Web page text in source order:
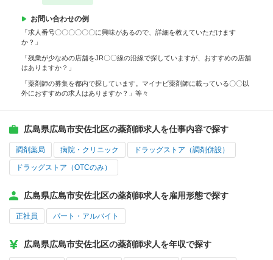
お問い合わせの例
「求人番号〇〇〇〇〇〇に興味があるので、詳細を教えていただけます
か？」
「残業が少なめの店舗をJR〇〇線の沿線で探していますが、おすすめの店舗
はありますか？」
「薬剤師の募集を都内で探しています。マイナビ薬剤師に載っている〇〇以
外におすすめの求人はありますか？」等々
広島県広島市安佐北区の薬剤師求人を仕事内容で探す
調剤薬局 病院・クリニック ドラッグストア（調剤併設）
ドラッグストア（OTCのみ）
広島県広島市安佐北区の薬剤師求人を雇用形態で探す
正社員 パート・アルバイト
広島県広島市安佐北区の薬剤師求人を年収で探す